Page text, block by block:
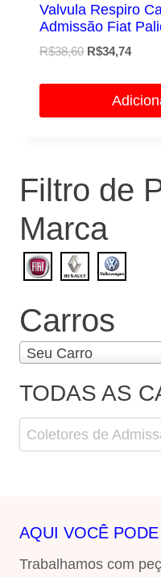
Valvula Respiro
Admissão Fiat
R$38,60 O
R$34,74O
é:
Filtro de
Marca
Carros
Seu Carro
TODAS AS
Coletores de
AQUI VOCÊ
Trabalhamos com